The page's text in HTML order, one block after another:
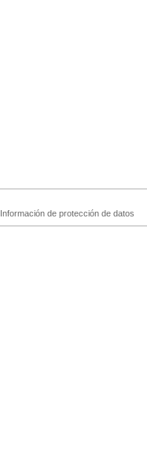
Información de protección de datos